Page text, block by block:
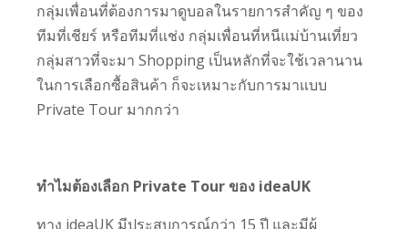
กลุ่มเพื่อนที่ต้องการมาดูบอลในรายการสำคัญ ๆ ของ
ทีมที่เชียร์ หรือทีมที่แช่ง กลุ่มเพื่อนที่หนีแม่บ้านเที่ยว
กลุ่มสาวที่จะมา Shopping เป็นหลักที่จะใช้เวลานาน
ในการเลือกซื้อสินค้า ก็จะเหมาะกับการมาแบบ
Private Tour มากกว่า
ทำไมต้องเลือก Private Tourของ ideaUK
ทาง ideaUK มีประสบการณ์กว่า 15 ปี และมีผู้